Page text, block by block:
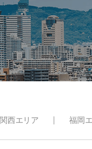
関西エリア 福岡